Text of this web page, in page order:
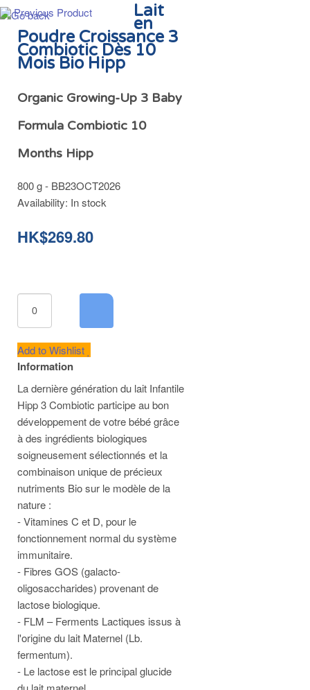
Previous Product Lait
en
Poudre Croissance 3
Combiotic Dès 10
Mois Bio Hipp
Organic Growing-Up 3 Baby
Formula Combiotic 10
Months Hipp
800 g - BB23OCT2026
Availability: In stock
HK$269.80
Add to Wishlist
Information
La dernière génération du lait Infantile
Hipp 3 Combiotic participe au bon
développement de votre bébé grâce
à des ingrédients biologiques
soigneusement sélectionnés et la
combinaison unique de précieux
nutriments Bio sur le modèle de la
nature :
- Vitamines C et D, pour le
fonctionnement normal du système
immunitaire.
- Fibres GOS (galacto-
oligosaccharides) provenant de
lactose biologique.
- FLM – Ferments Lactiques issus à
l'origine du lait Maternel (Lb.
fermentum).
- Le lactose est le principal glucide